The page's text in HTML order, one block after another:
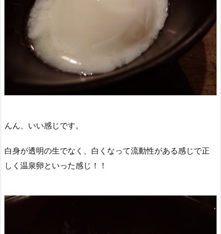
んん、いい感じです。
白身が透明の生でなく、白くなって流動性がある感じで正
しく温泉卵といった感じ！！